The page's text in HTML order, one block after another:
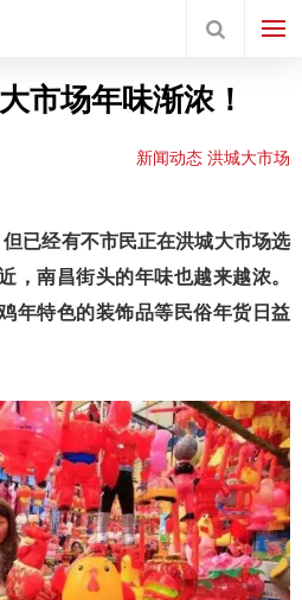
市场年味渐浓！
新闻动态 洪城大市场
已经有不市民正在洪城大市场选
，南昌街头的年味也越来越浓。
年特色的装饰品等民俗年货日益